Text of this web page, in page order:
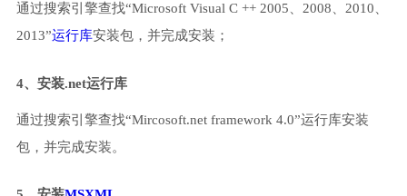
通过搜索引擎查找“Microsoft Visual C ++ 2005、2008、2010、
2013”运行库安装包，并完成安装；
4、安装.net运行库
通过搜索引擎查找“Mircosoft.net framework 4.0”运行库安装
包，并完成安装。